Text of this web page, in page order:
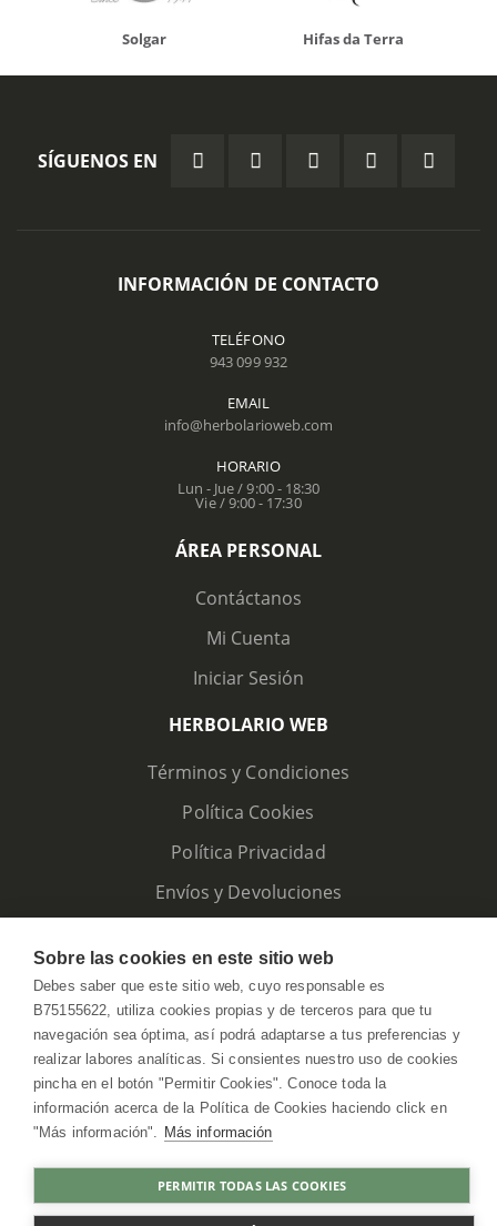
COMPRAR
Solgar Hifas da Terra
SÍGUENOS EN
INFORMACIÓN DE CONTACTO
TELÉFONO
943 099 932
EMAIL
info@herbolarioweb.com
HORARIO
Lun - Jue / 9:00 - 18:30
Vie / 9:00 - 17:30
ÁREA PERSONAL
Contáctanos
Mi Cuenta
Iniciar Sesión
HERBOLARIO WEB
Términos y Condiciones
Política Cookies
Política Privacidad
Envíos y Devoluciones
HerbolarioWeb © 2026. All Rights Reserved
Sobre las cookies en este sitio web
Debes saber que este sitio web, cuyo responsable es
B75155622, utiliza cookies propias y de terceros para que tu
navegación sea óptima, así podrá adaptarse a tus preferencias y
realizar labores analíticas. Si consientes nuestro uso de cookies
pincha en el botón "Permitir Cookies". Conoce toda la
información acerca de la Política de Cookies haciendo click en
"Más información". Más información
PERMITIR TODAS LAS COOKIES